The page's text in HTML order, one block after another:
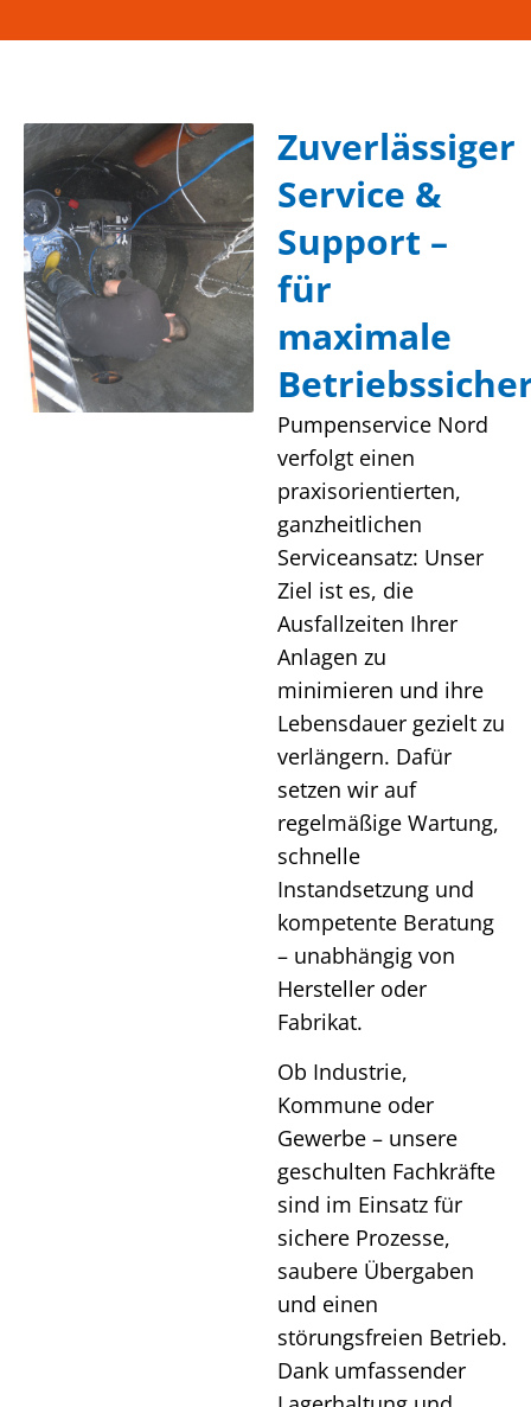
Zuverlässiger
Service &
Support –
für
maximale
Pumpenservice Nord
verfolgt einen
praxisorientierten,
ganzheitlichen
Serviceansatz: Unser
Ziel ist es, die
Ausfallzeiten Ihrer
Anlagen zu
minimieren und ihre
Lebensdauer gezielt zu
verlängern. Dafür
setzen wir auf
regelmäßige Wartung,
schnelle
Instandsetzung und
kompetente Beratung
– unabhängig von
Hersteller oder
Fabrikat.
Ob Industrie,
Kommune oder
Gewerbe – unsere
geschulten Fachkräfte
sind im Einsatz für
sichere Prozesse,
saubere Übergaben
und einen
störungsfreien Betrieb.
Dank umfassender